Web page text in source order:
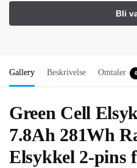
Gallery Beskrivelse Omtaler 0
Green Cell
7.8Ah 281Wh
Elsykkel 2-pins